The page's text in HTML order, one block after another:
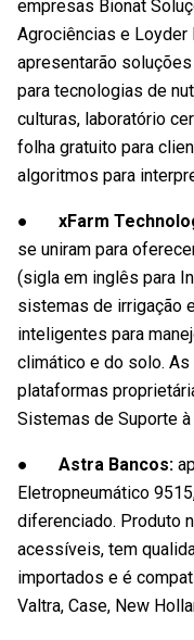
empresas Bionat
Agrociências e Loyder
apresentarão
para tecnologias de
culturas, laboratório
folha gratuito para
algoritmos para
● xFarm
se uniram para
(sigla em inglês para
sistemas de irrigação
inteligentes para
climático e do solo.
plataformas
Sistemas de Suporte
● Astra Bancos:
Eletropneumático
diferenciado. Produto
acessíveis, tem
importados e é
Valtra, Case, New